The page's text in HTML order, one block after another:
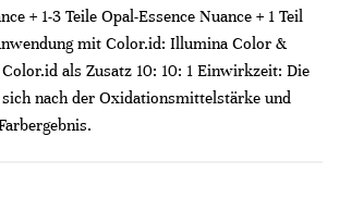
+ 1-3 Teile Opal-Essence Nuance + 1 Teil
mit Color.id: Illumina Color &
als Zusatz 10: 10: 1 Einwirkzeit: Die
nach der Oxidationsmittelstärke und